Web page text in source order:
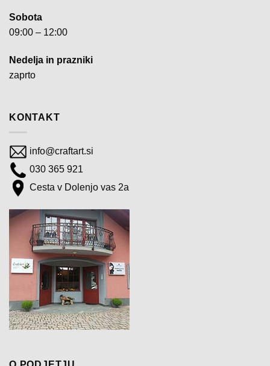
Sobota
09:00 – 12:00
Nedelja in prazniki
zaprto
KONTAKT
info@craftart.si
030 365 921
Cesta v Dolenjo vas 2a